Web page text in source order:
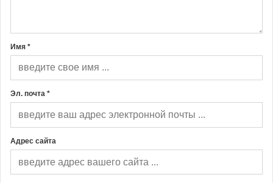
Имя *
Эл. почта *
Адрес сайта